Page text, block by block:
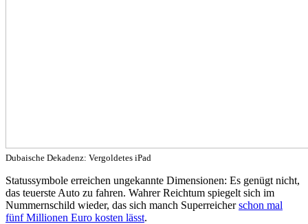
Dubaische Dekadenz: Vergoldetes iPad
Statussymbole erreichen ungekannte Dimensionen: Es genügt nicht,
das teuerste Auto zu fahren. Wahrer Reichtum spiegelt sich im
Nummernschild wieder, das sich manch Superreicherschon mal
fünf Millionen Euro kosten lässt.